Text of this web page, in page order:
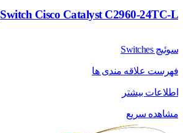
Switch Cisco Catalyst C2960-24TC-L
سوئیچ Switches
فهرست علاقه مندی ها
اطلاعات بیشتر
مشاهده سریع